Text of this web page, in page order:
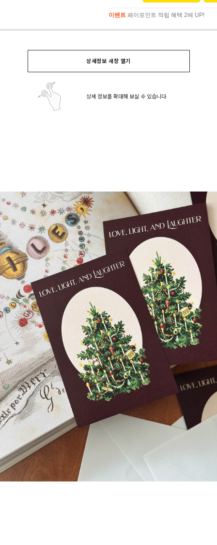
이벤트 페이포인트 적립 혜택 2배 UP!
이벤트페이포인트 적립 혜택 2배 UP!
상세정보 새창 열기
상세 정보를 확대해 보실 수 있습니다.